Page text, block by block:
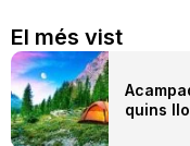
El més vist
quins